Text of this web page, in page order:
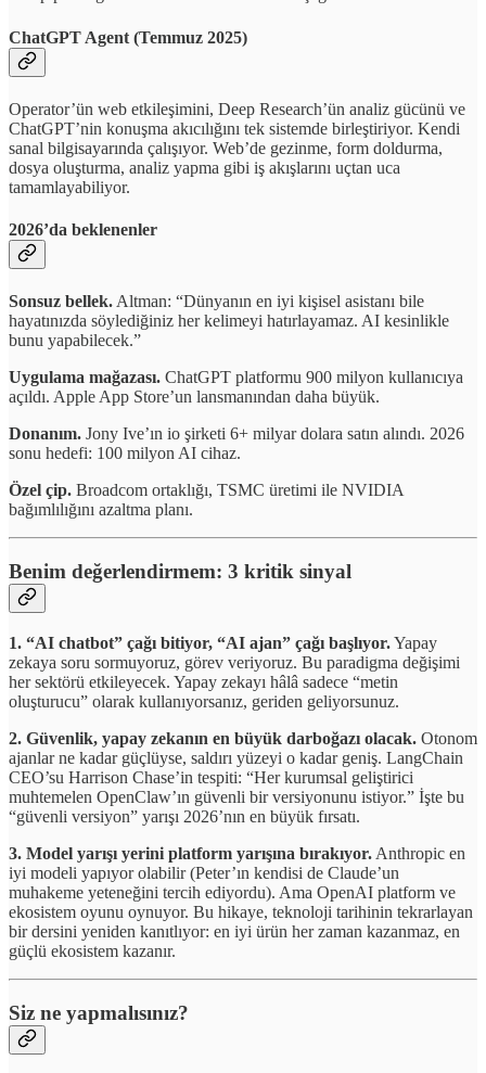
ChatGPT Agent (Temmuz 2025)
Operator’ün web etkileşimini, Deep Research’ün analiz gücünü ve
ChatGPT’nin konuşma akıcılığını tek sistemde birleştiriyor. Kendi
sanal bilgisayarında çalışıyor. Web’de gezinme, form doldurma,
dosya oluşturma, analiz yapma gibi iş akışlarını uçtan uca
tamamlayabiliyor.
2026’da beklenenler
Sonsuz bellek.Altman: “Dünyanın en iyi kişisel asistanı bile
hayatınızda söylediğiniz her kelimeyi hatırlayamaz. AI kesinlikle
bunu yapabilecek.”
Uygulama mağazası. ChatGPT platformu 900 milyon kullanıcıya
açıldı. Apple App Store’un lansmanından daha büyük.
Donanım. Jony Ive’ın io şirketi 6+ milyar dolara satın alındı. 2026
sonu hedefi: 100 milyon AI cihaz.
Özel çip. Broadcom ortaklığı, TSMC üretimi ile NVIDIA
bağımlılığını azaltma planı.
Benim değerlendirmem: 3 kritik sinyal
1. “AI chatbot” çağı bitiyor, “AI ajan” çağı başlıyor.Yapay
zekaya soru sormuyoruz, görev veriyoruz. Bu paradigma değişimi
her sektörü etkileyecek. Yapay zekayı hâlâ sadece “metin
oluşturucu” olarak kullanıyorsanız, geriden geliyorsunuz.
2. Güvenlik, yapay zekanın en büyük darboğazı olacak. Otonom
ajanlar ne kadar güçlüyse, saldırı yüzeyi o kadar geniş. LangChain
CEO’su Harrison Chase’in tespiti: “Her kurumsal geliştirici
muhtemelen OpenClaw’ın güvenli bir versiyonunu istiyor.” İşte bu
“güvenli versiyon” yarışı 2026’nın en büyük fırsatı.
3. Model yarışı yerini platform yarışına bırakıyor. Anthropic en
iyi modeli yapıyor olabilir (Peter’ın kendisi de Claude’un
muhakeme yeteneğini tercih ediyordu). Ama OpenAI platform ve
ekosistem oyunu oynuyor. Bu hikaye, teknoloji tarihinin tekrarlayan
bir dersini yeniden kanıtlıyor: en iyi ürün her zaman kazanmaz, en
güçlü ekosistem kazanır.
Siz ne yapmalısınız?